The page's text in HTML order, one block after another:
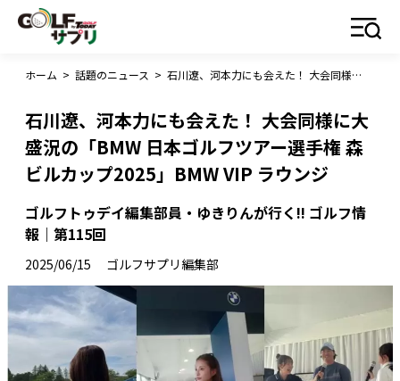
ホーム > 話題のニュース > 石川遼、河本力にも会えた！ 大会同様に大盛況の「BMW 日本ゴルフツアー選手権 森ビルカップ2025」BMW VIP ラウンジ
石川遼、河本力にも会えた！ 大会同様に大
盛況の「BMW 日本ゴルフツアー選手権 森
ビルカップ2025」BMW VIP ラウンジ
ゴルフトゥデイ編集部員・ゆきりんが行く!! ゴルフ情
報｜第115回
2025/06/15 ゴルフサプリ編集部